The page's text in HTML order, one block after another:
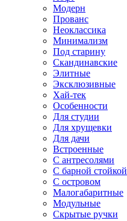
Модерн
Прованс
Неоклассика
Минимализм
Под старину
Скандинавские
Элитные
Эксклюзивные
Хай-тек
Особенности
Для студии
Для хрущевки
Для дачи
Встроенные
С антресолями
С барной стойкой
С островом
Малогабаритные
Модульные
Скрытые ручки